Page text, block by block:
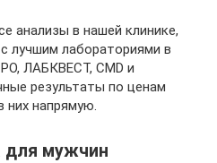
анализы в нашей клинике,
лучшим лабораториями в
ЛАБКВЕСТ, CMD и
результаты по ценам
напрямую.
для мужчин